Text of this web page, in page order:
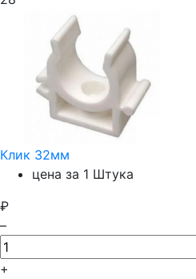
Клик 32мм
цена за 1 Штука
₽
–
+